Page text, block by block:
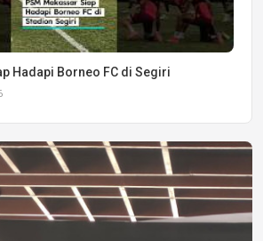
Hadapi Borneo FC di Segiri